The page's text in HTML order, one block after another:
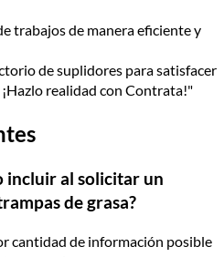
trabajos de manera eficiente y
de suplidores para satisfacer
realidad con Contrata!"
incluir al solicitar un
de grasa?
cantidad de información posible